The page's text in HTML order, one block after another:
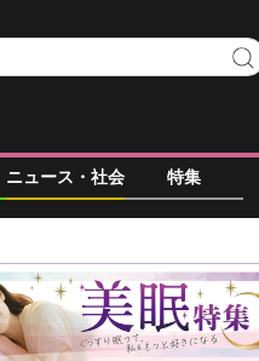
ニュース・社会 特集